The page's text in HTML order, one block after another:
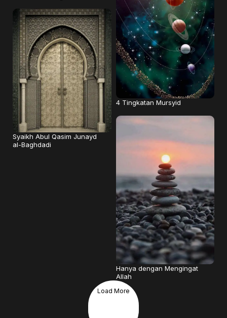
4 Tingkatan Mursyid
Syaikh Abul Qasim Junayd
al-Baghdadi
Hanya dengan Mengingat
Allah
Load More